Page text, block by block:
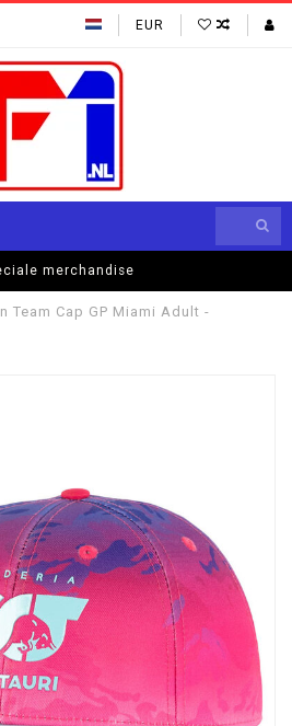
EUR
merchandise
Team Cap GP Miami Adult -